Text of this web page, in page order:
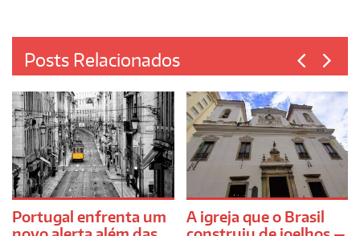
Posts Relacionados
Portugal enfrenta um
A igreja que o Brasil